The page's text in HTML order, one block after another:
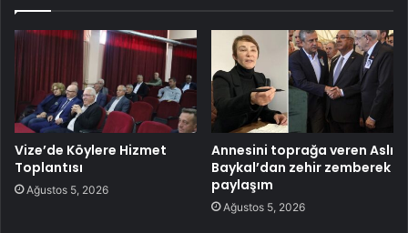
Vize’de Köylere Hizmet
Toplantısı
Ağustos 5, 2026
Annesini toprağa veren Aslı
Baykal’dan zehir zemberek
paylaşım
Ağustos 5, 2026